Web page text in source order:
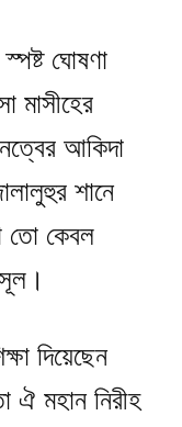
ঘোষণা
মাসীহের
আকিদা
শানে
তো কেবল
দিয়েছেন
ঐ মহান নিরীহ